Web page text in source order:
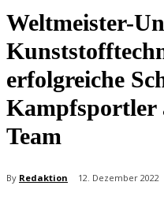
Weltmeister-
erfolgreiche
Kampfsportler
Team
By Redaktion 12. Dezember 2022